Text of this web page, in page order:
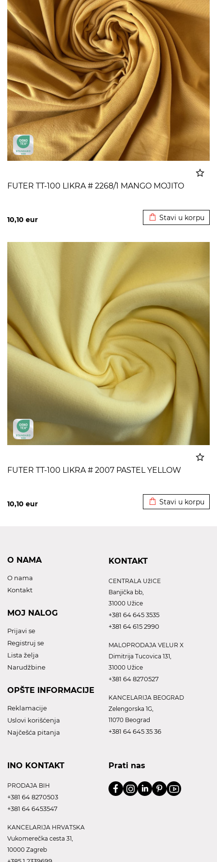
FUTER TT-100 LIKRA # 2268/1 MANGO MOJITO
10,10 eur Stavi u korpu
FUTER TT-100 LIKRA # 2007 PASTEL YELLOW
10,10 eur Stavi u korpu
O NAMA
O nama
Kontakt
MOJ NALOG
Prijavi se
Registruj se
Lista želja
Narudžbine
OPŠTE INFORMACIJE
Reklamacije
Uslovi korišćenja
Najčešća pitanja
KONTAKT
CENTRALA UžICE
Banjička bb,
31000 Užice
+381 64 645 3535
+381 64 615 2990
MALOPRODAJA VELUR X
Dimitrija Tucovica 131,
31000 Užice
+381 64 8270527
KANCELARIJA BEOGRAD
Zelengorska 1G,
11070 Beograd
+381 64 645 35 36
INO KONTAKT
PRODAJA BIH
+381 64 8270503
+381 64 6453547
KANCELARIJA HRVATSKA
Vukomerečka cesta 31,
10000 Zagreb
Prati nas